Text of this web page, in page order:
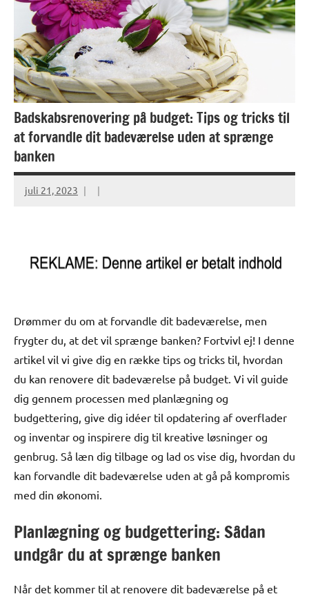
Badskabsrenovering på budget: Tips og tricks til
at forvandle dit badeværelse uden at sprænge
banken
juli 21, 2023
Drømmer du om at forvandle dit badeværelse, men
frygter du, at det vil sprænge banken? Fortvivl ej! I denne
artikel vil vi give dig en række tips og tricks til, hvordan
du kan renovere dit badeværelse på budget. Vi vil guide
dig gennem processen med planlægning og
budgettering, give dig idéer til opdatering af overflader
og inventar og inspirere dig til kreative løsninger og
genbrug. Så læn dig tilbage og lad os vise dig, hvordan du
kan forvandle dit badeværelse uden at gå på kompromis
med din økonomi.
Planlægning og budgettering: Sådan
undgår du at sprænge banken
Når det kommer til at renovere dit badeværelse på et